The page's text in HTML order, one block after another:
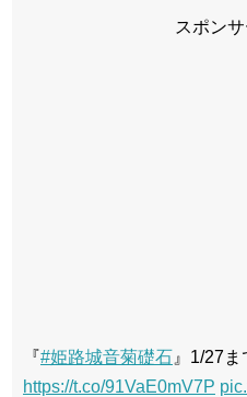
スポン
『#姫路城音菊礎石 』1/27ま
https://t.co/91VaE0mV7P